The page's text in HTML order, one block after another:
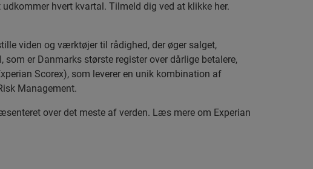
hvert kvartal. Tilmeld dig ved at klikke her.
viden og værktøjer til rådighed, der øger salget,
er Danmarks største register over dårlige betalere,
Scorex), som leverer en unik kombination af
Management.
over det meste af verden. Læs mere om Experian